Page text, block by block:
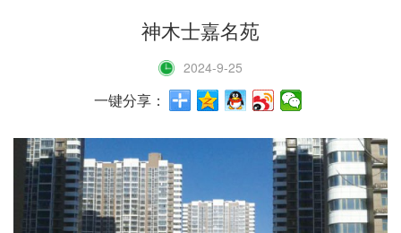
神木士嘉名苑
2024-9-25
一键分享：